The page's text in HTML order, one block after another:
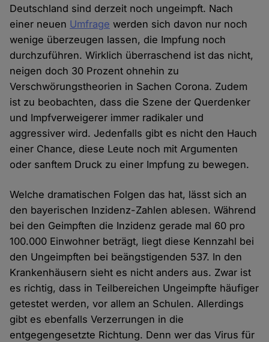
Deutschland sind derzeit noch ungeimpft. Nach
einer neuen Umfrage werden sich davon nur noch
wenige überzeugen lassen, die Impfung noch
durchzuführen. Wirklich überraschend ist das nicht,
neigen doch 30 Prozent ohnehin zu
Verschwörungstheorien in Sachen Corona. Zudem
ist zu beobachten, dass die Szene der Querdenker
und Impfverweigerer immer radikaler und
aggressiver wird. Jedenfalls gibt es nicht den Hauch
einer Chance, diese Leute noch mit Argumenten
oder sanftem Druck zu einer Impfung zu bewegen.
Welche dramatischen Folgen das hat, lässt sich an
den bayerischen Inzidenz-Zahlen ablesen. Während
bei den Geimpften die Inzidenz gerade mal 60 pro
100.000 Einwohner beträgt, liegt diese Kennzahl bei
den Ungeimpften bei beängstigenden 537. In den
Krankenhäusern sieht es nicht anders aus. Zwar ist
es richtig, dass in Teilbereichen Ungeimpfte häufiger
getestet werden, vor allem an Schulen. Allerdings
gibt es ebenfalls Verzerrungen in die
entgegengesetzte Richtung. Denn wer das Virus für